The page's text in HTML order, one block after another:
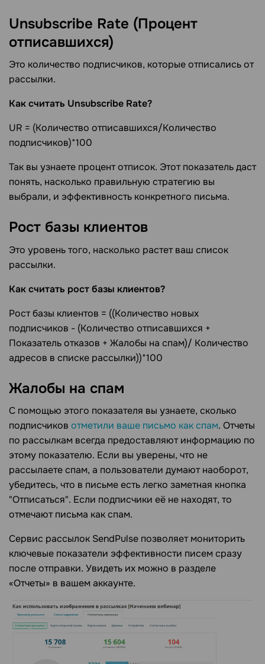
Unsubscribe Rate (Процент
отписавшихся)
Это количество подписчиков, которые отписались от
рассылки.
Как считать Unsubscribe Rate?
UR = (Количество отписавшихся/Количество
подписчиков)*100
Так вы узнаете процент отписок. Этот показатель даст
понять, насколько правильную стратегию вы
выбрали, и эффективность конкретного письма.
Рост базы клиентов
Это уровень того, насколько растет ваш список
рассылки.
Как считать рост базы клиентов?
Рост базы клиентов = ((Количество новых
подписчиков - (Количество отписавшихся +
Показатель отказов + Жалобы на спам)/ Количество
адресов в списке рассылки))*100
Жалобы на спам
С помощью этого показателя вы узнаете, сколько
подписчиков отметили ваше письмо как спам. Отчеты
по рассылкам всегда предоставляют информацию по
этому показателю. Если вы уверены, что не
рассылаете спам, а пользователи думают наоборот,
убедитесь, что в письме есть легко заметная кнопка
"Отписаться". Если подписчики её не находят, то
отмечают письма как спам.
Сервис рассылок SendPulse позволяет мониторить
ключевые показатели эффективности писем сразу
после отправки. Увидеть их можно в разделе
«Отчеты» в вашем аккаунте.